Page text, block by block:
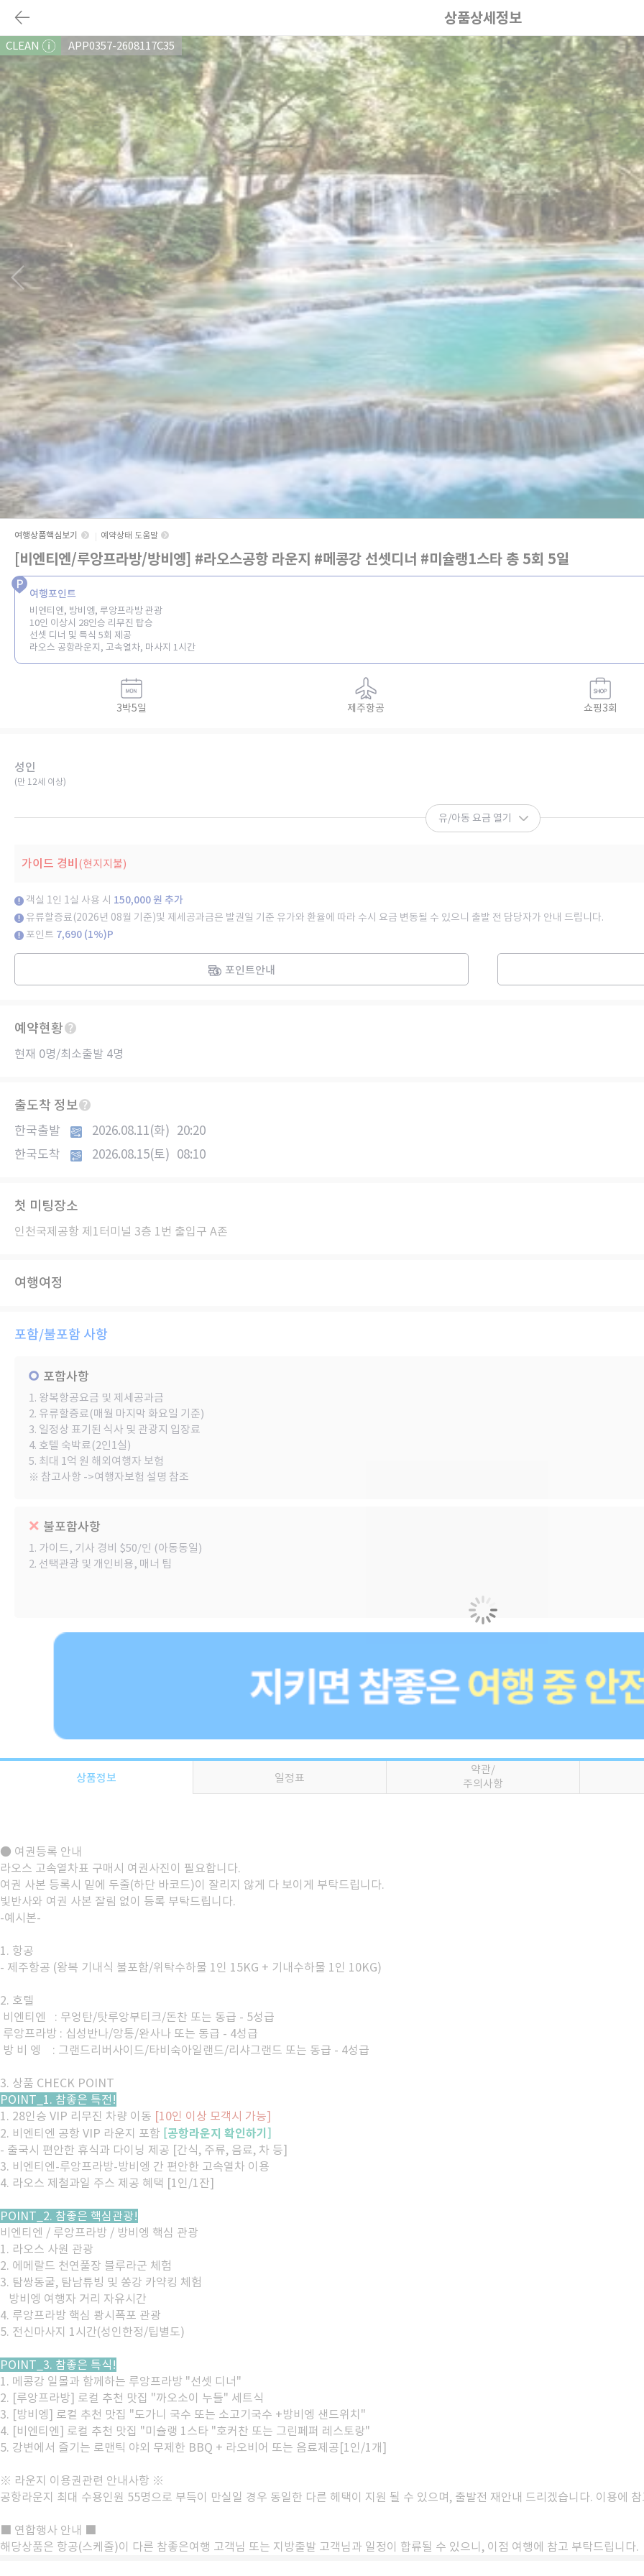
상품상세정보
다음
CLEAN APP0357-2608117C35
여행상품핵심보기 예약상태 도움말
[비엔티엔/루앙프라방/방비엥] #라오스공항 라운지 #메콩강 선셋디너 #미슐랭1스타 총 5회 5일
여행포인트
비엔티엔, 방비엥, 루앙프라방 관광
10인 이상시 28인승 리무진 탑승
선셋 디너 및 특식 5회 제공
라오스 공항라운지, 고속열차, 마사지 1시간
3박5일 제주항공 쇼핑3회
성인
(만 12세 이상)​
유/아동 요금 열기
가이드 경비 (현지지불)
객실 1인 1실 사용 시 150,000 원 추가
유류할증료(2026년 08월 기준)및 제세공과금은 발권일 기준 유가와 환율에 따라 수시 요금 변동될 수 있으니 출발 전 담당자가 안내 드립니다.
포인트 7,690 (1%)P
포인트안내
예약현황
현재 0명/최소출발 4명
출도착 정보
한국출발 2026.08.11(화) 20:20
한국도착
2026.08.15(토) 08:10
첫 미팅장소
인천국제공항 제1터미널 3층 1번 출입구 A존
여행여정
포함/불포함 사항
포함사항
1. 왕복항공요금 및 제세공과금
2. 유류할증료(매월 마지막 화요일 기준)
3. 일정상 표기된 식사 및 관광지 입장료
4. 호텔 숙박료(2인1실)
5. 최대 1억 원 해외여행자 보험
※ 참고사항 ->여행자보험 설명 참조
불포함사항
1. 가이드, 기사 경비 $50/인 (아동동일)
2. 선택관광 및 개인비용, 매너 팁
상품정보 일정표
약관/
주의사항
● 여권등록 안내
라오스 고속열차표 구매시 여권사진이 필요합니다.
여권 사본 등록시 밑에 두줄(하단 바코드)이 잘리지 않게 다 보이게 부탁드립니다.
빛반사와 여권 사본 잘림 없이 등록 부탁드립니다.
-예시본-
1. 항공
- 제주항공 (왕복 기내식 불포함/위탁수하물 1인 15KG + 기내수하물 1인 10KG)
2. 호텔
비엔티엔 : 무엉탄/탓루앙부티크/돈찬 또는 동급 - 5성급
루앙프라방 : 십성반나/앙통/완사나 또는 동급 - 4성급
방 비 엥 : 그랜드리버사이드/타비숙아일랜드/리샤그랜드 또는 동급 - 4성급
3. 상품 CHECK POINT
POINT_1. 참좋은 특전!
1. 28인승 VIP 리무진 차량 이동 [10인 이상 모객시 가능]
2. 비엔티엔 공항 VIP 라운지 포함 [공항라운지 확인하기]
- 출국시 편안한 휴식과 다이닝 제공 [간식, 주류, 음료, 차 등]
3. 비엔티엔-루앙프라방-방비엥 간 편안한 고속열차 이용
4. 라오스 제철과일 주스 제공 혜택 [1인/1잔]
POINT_2. 참좋은 핵심관광!
비엔티엔 / 루앙프라방 / 방비엥 핵심 관광
1. 라오스 사원 관광
2. 에메랄드 천연풀장 블루라군 체험
3. 탐쌍동굴, 탐남튜빙 및 쏭강 카약킹 체험
방비엥 여행자 거리 자유시간
4. 루앙프라방 핵심 쾅시폭포 관광
5. 전신마사지 1시간(성인한정/팁별도)
POINT_3. 참좋은 특식!
1. 메콩강 일몰과 함께하는 루앙프라방 "선셋 디너"
2. [루앙프라방] 로컬 추천 맛집 "까오소이 누들" 세트식
3. [방비엥] 로컬 추천 맛집 "도가니 국수 또는 소고기국수 +방비엥 샌드위치"
4. [비엔티엔] 로컬 추천 맛집 "미슐랭 1스타 "호커찬 또는 그린페퍼 레스토랑"
5. 강변에서 즐기는 로맨틱 야외 무제한 BBQ + 라오비어 또는 음료제공[1인/1개]
※ 라운지 이용권관련 안내사항 ※
공항라운지 최대 수용인원 55명으로 부득이 만실일 경우 동일한 다른 헤택이 지원 될 수 있으며, 출발전 재안내 드리겠습니다. 이용에
■ 연합행사 안내 ■
해당상품은 항공(스케줄)이 다른 참좋은여행 고객님 또는 지방출발 고객님과 일정이 합류될 수 있으니, 이점 여행에 참고 부탁드립니다.